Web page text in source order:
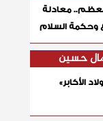
معادلة
وحكمة السلام
حسين
الأكابر»